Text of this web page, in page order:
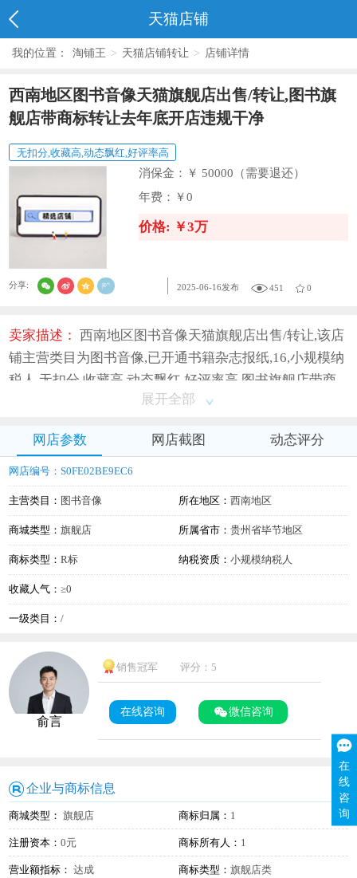
天猫店铺
我的位置： 淘铺王 > 天猫店铺转让 > 店铺详情
西南地区图书音像天猫旗舰店出售/转让,图书旗
舰店带商标转让去年底开店违规干净
无扣分,收藏高,动态飘红,好评率高
消保金：
￥ 50000（需要退还）
年费：
￥0
价格: ￥3万
分享: 2025-06-16发布 451 0
卖家描述： 西南地区图书音像天猫旗舰店出售/转让,该店
铺主营类目为图书音像,已开通书籍杂志报纸,16,小规模纳
税人,无扣分,收藏高,动态飘红,好评率高,图书旗舰店带商
标转让去年底开店违规干净
展开全部
网店参数 网店截图 动态评分
网店编号：S0FE02BE9EC6
主营类目： 图书音像 所在地区： 西南地区
商城类型：旗舰店 所属省市： 贵州省毕节地区
商标类型：R标 纳税资质： 小规模纳税人
收藏人气：≥0
一级类目：/
俞言
销售冠军 评分：5
在线咨询 微信咨询
企业与商标信息
商城类型： 旗舰店 商标归属： 1
注册资本：0元 商标所有人： 1
营业额指标： 达成 商标类型： 旗舰店类
在
线
咨
询